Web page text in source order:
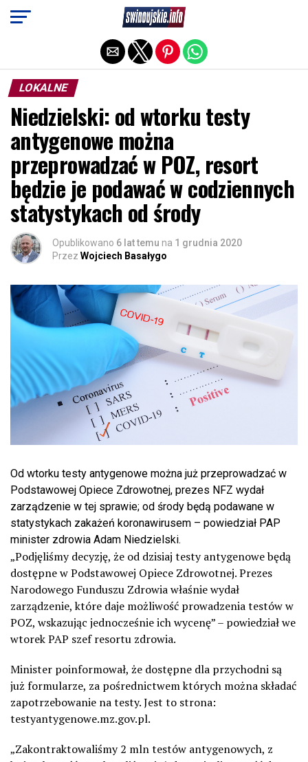
LOKALNE
Niedzielski: od wtorku testy
antygenowe można
przeprowadzać w POZ, resort
będzie je podawać w codziennych
statystykach od środy
Opublikowano 6 lat temu na 1 grudnia 2020
Przez Wojciech Basałygo
Od wtorku testy antygenowe można już przeprowadzać w
Podstawowej Opiece Zdrowotnej, prezes NFZ wydał
zarządzenie w tej sprawie; od środy będą podawane w
statystykach zakażeń koronawirusem – powiedział PAP
minister zdrowia Adam Niedzielski.
„Podjęliśmy decyzję, że od dzisiaj testy antygenowe będą
dostępne w Podstawowej Opiece Zdrowotnej. Prezes
Narodowego Funduszu Zdrowia właśnie wydał
zarządzenie, które daje możliwość prowadzenia testów w
POZ, wskazując jednocześnie ich wycenę” – powiedział we
wtorek PAP szef resortu zdrowia.
Minister poinformował, że dostępne dla przychodni są
już formularze, za pośrednictwem których można składać
zapotrzebowanie na testy. Jest to strona:
testyantygenowe.mz.gov.pl.
„Zakontraktowaliśmy 2 mln testów antygenowych, z
Exit mobile version